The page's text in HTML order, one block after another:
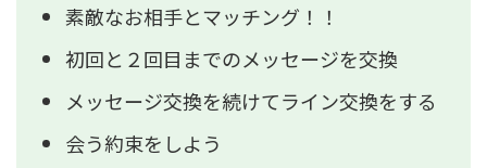
素敵なお相手とマッチング！！
初回と２回目までのメッセージを交換
メッセージ交換を続けてライン交換をする
会う約束をしよう